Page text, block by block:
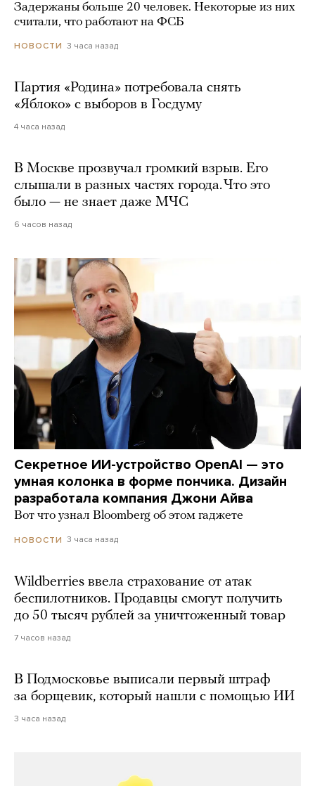
Задержаны больше 20 человек. Некоторые из них
считали, что работают на ФСБ
НОВОСТИ 3 часа назад
Партия «Родина» потребовала снять
«Яблоко» с выборов в Госдуму
4 часа назад
В Москве прозвучал громкий взрыв. Его
слышали в разных частях города. Что это
было — не знает даже МЧС
6 часов назад
Секретное ИИ-устройство OpenAI — это
умная колонка в форме пончика. Дизайн
разработала компания Джони Айва
Вот что узнал Bloomberg об этом гаджете
НОВОСТИ 3 часа назад
Wildberries ввела страхование от атак
беспилотников. Продавцы смогут получить
до 50 тысяч рублей за уничтоженный товар
7 часов назад
В Подмосковье выписали первый штраф
за борщевик, который нашли с помощью ИИ
3 часа назад